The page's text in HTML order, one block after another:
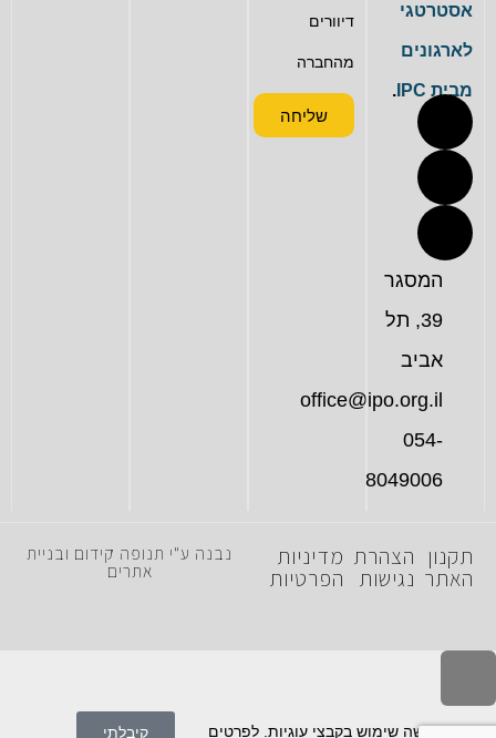
אסטרטגי
לארגונים
מבית IPC .
המסגר
39, תל
אביב
office@ipo.org.il
054-
8049006
דיוורים
מהחברה
שליחה
תקנון
האתר
הצהרת
נגישות
מדיניות
הפרטיות
נבנה ע"י תנופה קידום ובניית
אתרים
אתר זה עושה שימוש בקבצי עוגיות. לפרטים קיבלתי